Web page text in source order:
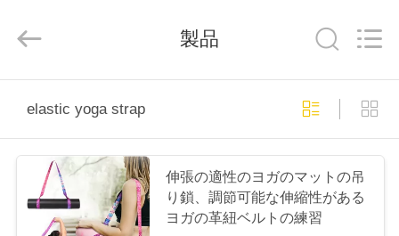
ー
Beijing
製品
elastic yoga strap
伸張の適性のヨガのマットの吊
り鎖、調節可能な伸縮性がある
ヨガの革紐ベルトの練習